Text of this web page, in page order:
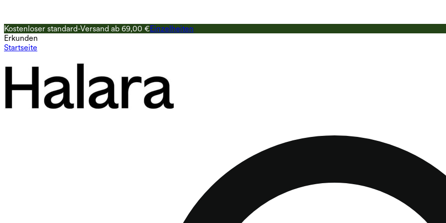
Kostenloser standard-Versand ab 69,00 €Einzelheiten
Erkunden
Startseite